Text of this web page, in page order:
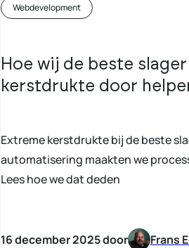
Webdevelopment
Hoe wij de beste
kerstdrukte door
Extreme kerstdrukte bij de beste
automatisering maakten we
Lees hoe we dat deden
16 december 2025 door Frans